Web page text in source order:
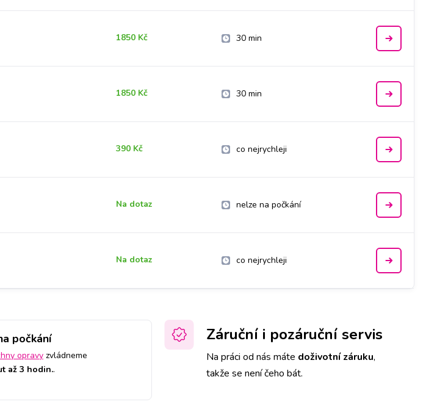
1850 Kč 30 min
1850 Kč 30 min
390 Kč co nejrychleji
Na dotaz nelze na počkání
Na dotaz co nejrychleji
počkání
opravy zvládneme
až 3 hodin..
Záruční i pozáruční servis
Na práci od nás máte doživotní záruku,
takže se není čeho bát.